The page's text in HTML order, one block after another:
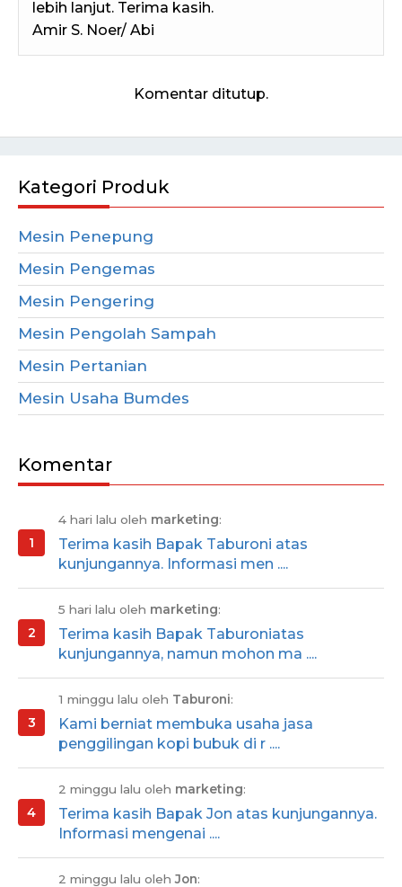
lebih lanjut. Terima kasih.
Amir S. Noer/ Abi
Komentar ditutup.
Kategori Produk
Mesin Penepung
Mesin Pengemas
Mesin Pengering
Mesin Pengolah Sampah
Mesin Pertanian
Mesin Usaha Bumdes
Komentar
4 hari lalu oleh marketing:
Terima kasih Bapak Taburoni atas
kunjungannya. Informasi men ....
5 hari lalu oleh marketing:
Terima kasih Bapak Taburoniatas
kunjungannya, namun mohon ma ....
1 minggu lalu oleh Taburoni:
Kami berniat membuka usaha jasa
penggilingan kopi bubuk di r ....
2 minggu lalu oleh marketing:
Terima kasih Bapak Jon atas kunjungannya.
Informasi mengenai ....
2 minggu lalu olehJon: